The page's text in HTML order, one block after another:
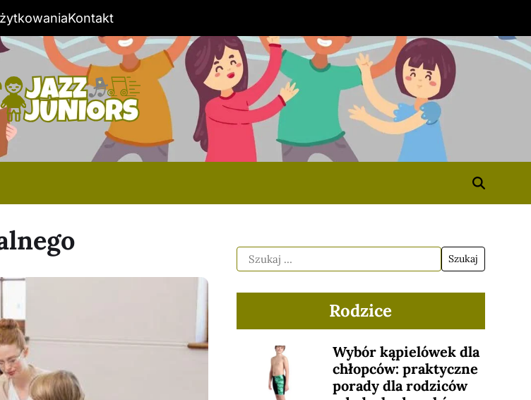
Kontakt
Rodzice
Wybór kąpielówek dla
chłopców: praktyczne
porady dla rodziców